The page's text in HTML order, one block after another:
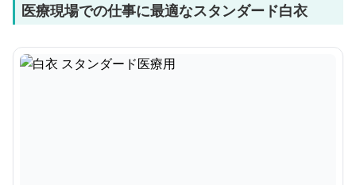
医療現場での仕事に最適なスタンダード白衣